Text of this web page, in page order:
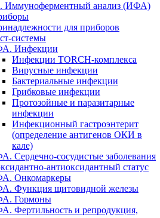
Иммуноферментный анализ (ИФА)
для приборов
системы
Инфекции
Инфекции TORCH-комплекса
Вирусные инфекции
Бактериальные инфекции
Грибковые инфекции
Протозойные и паразитарные
инфекции
Инфекционный гастроэнтерит
(определение антигенов ОКИ в
кале)
Сердечно-сосудистые заболевания
антиоксидантный статус
Онкомаркеры
Функция щитовидной железы
Гормоны
Фертильность и репродукция,